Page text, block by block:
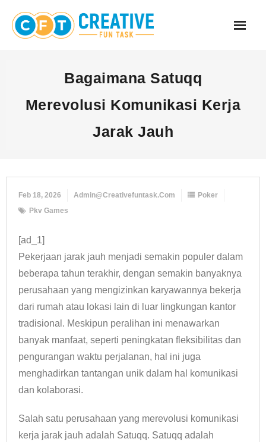
content
Bagaimana Satuqq
Merevolusi Komunikasi Kerja
Jarak Jauh
Feb 18, 2026 Admin@creativefuntask.com
Poker
Pkv Games
[ad_1]
Pekerjaan jarak jauh menjadi semakin populer dalam
beberapa tahun terakhir, dengan semakin banyaknya
perusahaan yang mengizinkan karyawannya bekerja
dari rumah atau lokasi lain di luar lingkungan kantor
tradisional. Meskipun peralihan ini menawarkan
banyak manfaat, seperti peningkatan fleksibilitas dan
pengurangan waktu perjalanan, hal ini juga
menghadirkan tantangan unik dalam hal komunikasi
dan kolaborasi.
Salah satu perusahaan yang merevolusi komunikasi
kerja jarak jauh adalah Satuqq. Satuqq adalah